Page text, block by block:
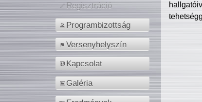
Regisztráció
Programbizottság
Versenyhelyszín
Kapcsolat
Galéria